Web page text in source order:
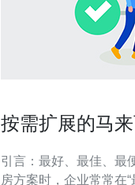
按需扩展的马
引言：最好、最佳、最
房方案时，企业常常在“